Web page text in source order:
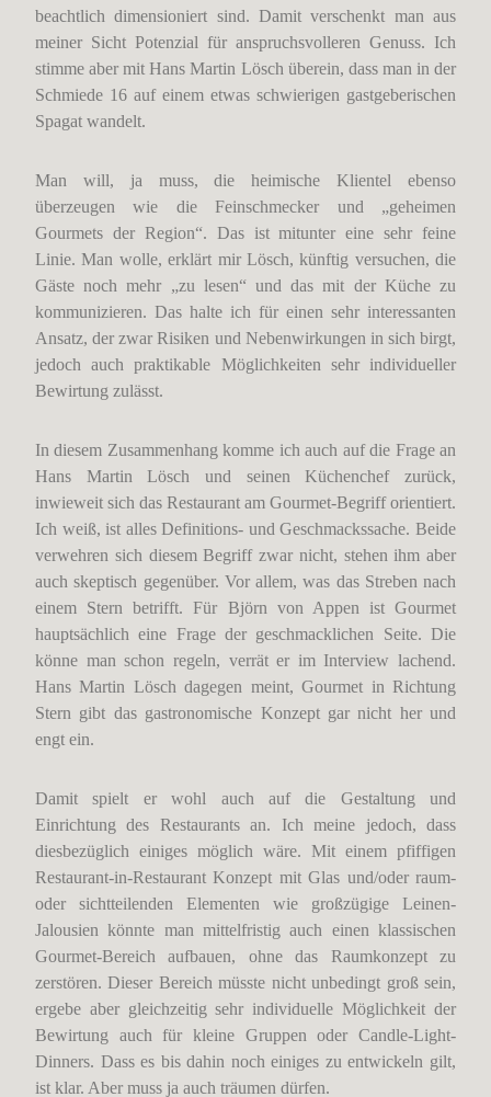
beachtlich dimensioniert sind. Damit verschenkt man aus
meiner Sicht Potenzial für anspruchsvolleren Genuss. Ich
stimme aber mit Hans Martin Lösch überein, dass man in der
Schmiede 16 auf einem etwas schwierigen gastgeberischen
Spagat wandelt.
Man will, ja muss, die heimische Klientel ebenso
überzeugen wie die Feinschmecker und „geheimen
Gourmets der Region“. Das ist mitunter eine sehr feine
Linie. Man wolle, erklärt mir Lösch, künftig versuchen, die
Gäste noch mehr „zu lesen“ und das mit der Küche zu
kommunizieren. Das halte ich für einen sehr interessanten
Ansatz, der zwar Risiken und Nebenwirkungen in sich birgt,
jedoch auch praktikable Möglichkeiten sehr individueller
Bewirtung zulässt.
In diesem Zusammenhang komme ich auch auf die Frage an
Hans Martin Lösch und seinen Küchenchef zurück,
inwieweit sich das Restaurant am Gourmet-Begriff orientiert.
Ich weiß, ist alles Definitions- und Geschmackssache. Beide
verwehren sich diesem Begriff zwar nicht, stehen ihm aber
auch skeptisch gegenüber. Vor allem, was das Streben nach
einem Stern betrifft. Für Björn von Appen ist Gourmet
hauptsächlich eine Frage der geschmacklichen Seite. Die
könne man schon regeln, verrät er im Interview lachend.
Hans Martin Lösch dagegen meint, Gourmet in Richtung
Stern gibt das gastronomische Konzept gar nicht her und
engt ein.
Damit spielt er wohl auch auf die Gestaltung und
Einrichtung des Restaurants an. Ich meine jedoch, dass
diesbezüglich einiges möglich wäre. Mit einem pfiffigen
Restaurant-in-Restaurant Konzept mit Glas und/oder raum-
oder sichtteilenden Elementen wie großzügige Leinen-
Jalousien könnte man mittelfristig auch einen klassischen
Gourmet-Bereich aufbauen, ohne das Raumkonzept zu
zerstören. Dieser Bereich müsste nicht unbedingt groß sein,
ergebe aber gleichzeitig sehr individuelle Möglichkeit der
Bewirtung auch für kleine Gruppen oder Candle-Light-
Dinners. Dass es bis dahin noch einiges zu entwickeln gilt,
ist klar. Aber muss ja auch träumen dürfen.